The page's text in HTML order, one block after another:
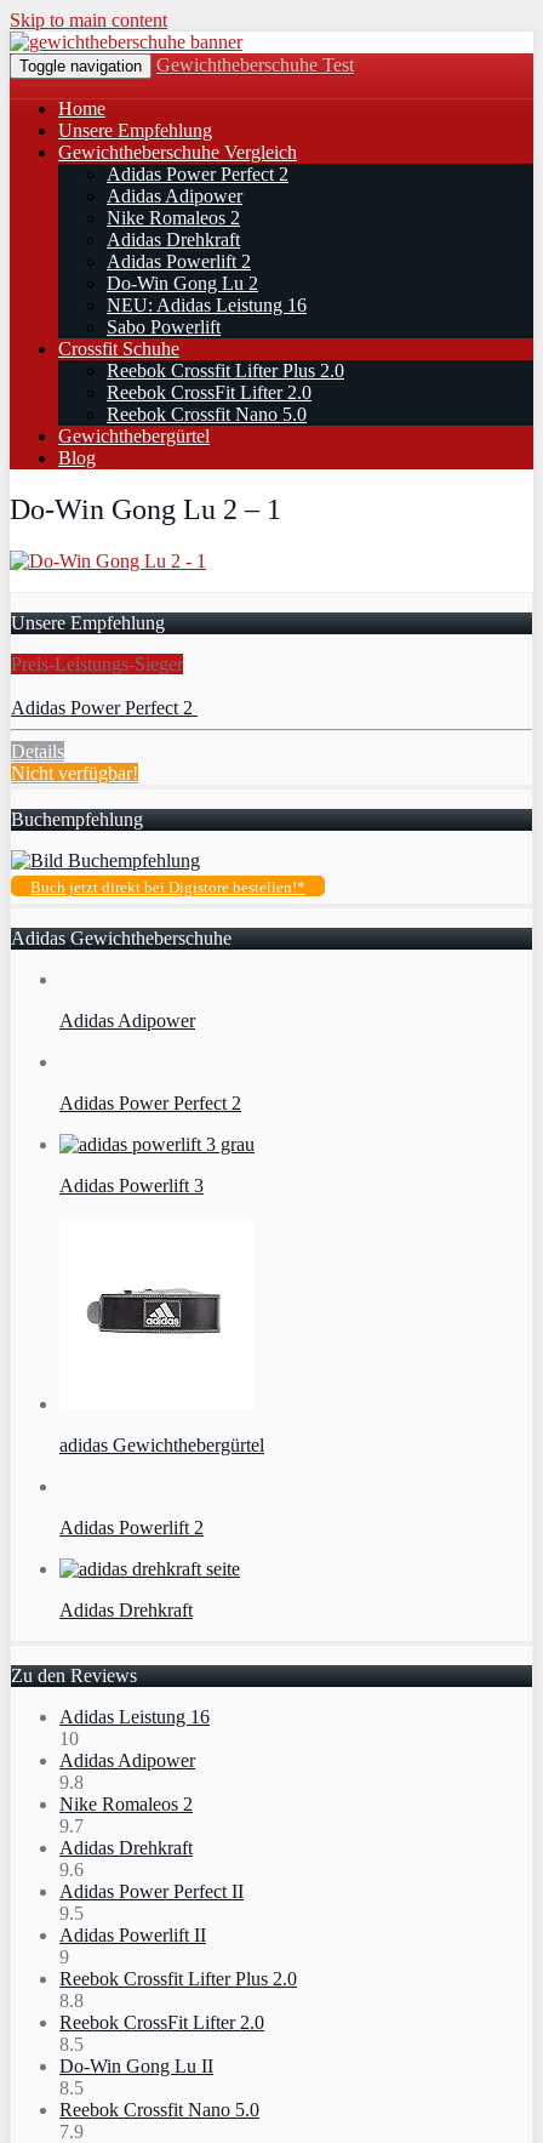
Skip to main content
Toggle navigation Gewichtheberschuhe Test
Home
Unsere Empfehlung
Gewichtheberschuhe Vergleich
Adidas Power Perfect 2
Adidas Adipower
Nike Romaleos 2
Adidas Drehkraft
Adidas Powerlift 2
Do-Win Gong Lu 2
NEU: Adidas Leistung 16
Sabo Powerlift
Crossfit Schuhe
Reebok Crossfit Lifter Plus 2.0
Reebok CrossFit Lifter 2.0
Reebok Crossfit Nano 5.0
Gewichthebergürtel
Blog
Do-Win Gong Lu 2 – 1
Unsere Empfehlung
Preis-Leistungs-Sieger
Adidas Power Perfect 2
Details
Nicht verfügbar!
Buchempfehlung
Buch jetzt direkt bei Digistore bestellen!*
Adidas Gewichtheberschuhe
Adidas Adipower
Adidas Power Perfect 2
Adidas Powerlift 3
adidas Gewichthebergürtel
Adidas Powerlift 2
Adidas Drehkraft
Zu den Reviews
Adidas Leistung 16
10
Adidas Adipower
9.8
Nike Romaleos 2
9.7
Adidas Drehkraft
9.6
Adidas Power Perfect II
9.5
Adidas Powerlift II
9
Reebok Crossfit Lifter Plus 2.0
8.8
Reebok CrossFit Lifter 2.0
8.5
Do-Win Gong Lu II
8.5
Reebok Crossfit Nano 5.0
7.9